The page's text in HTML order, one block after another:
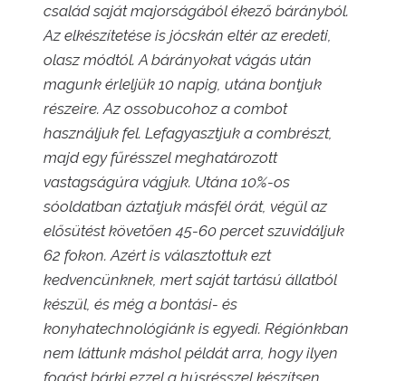
család saját majorságából ékező bárányból.
Az elkészítetése is jócskán eltér az eredeti,
olasz módtól. A bárányokat vágás után
magunk érleljük 10 napig, utána bontjuk
részeire. Az ossobucohoz a combot
használjuk fel. Lefagyasztjuk a combrészt,
majd egy fűrésszel meghatározott
vastagságúra vágjuk. Utána 10%-os
sóoldatban áztatjuk másfél órát, végül az
elősütést követően 45-60 percet szuvidáljuk
62 fokon. Azért is választottuk ezt
kedvencünknek, mert saját tartású állatból
készül, és még a bontási- és
konyhatechnológiánk is egyedi. Régiónkban
nem láttunk máshol példát arra, hogy ilyen
fogást bárki ezzel a húsrésszel készítsen.